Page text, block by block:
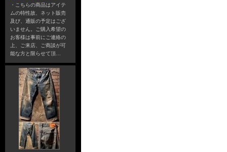
・こちらの商品はアイテ
ムの特性故、ネット販売
及び、通販の予定はござ
いません。ご購入希望の
お客様は事前にご連絡の
上、ご来店、ご商談が可
能な方と限らせて頂…